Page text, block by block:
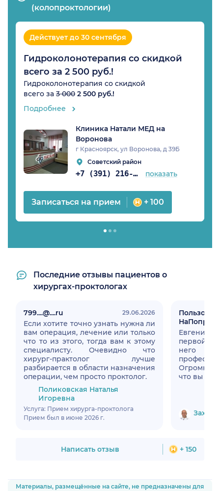
(колопроктологии)
Действует до 30 сентября
Гидроколонотерапия со скидкой
всего за 2 500 руб.!
Гидроколонотерапия со скидкой
всего за 3 000 2 500 руб.!
Подробнее
Клиника Натали МЕД на
Воронова
г Красноярск, ул Воронова, д 39Б
Советский район
+7 (391) 216-98-61 показать
Записаться на прием + 100
Последние отзывы пациентов о
хирургах-проктологах
799....@....ru 29.06.2026
Если хотите точно узнать нужна ли
вам операция, лечение или только
что то из этого, тогда вам к этому
специалисту. Очевидно что
хирург-практолог лучше
разбирается в области назначения
операции, чем просто проктолог.
Поликовская Наталья
Игоревна
Услуга: Прием хирурга-проктолога
Прием был в июне 2026 г.
Евгений
первой
него
Огромная
что вы
Написать отзыв + 150
Материалы, размещённые на сайте, не предназначены для